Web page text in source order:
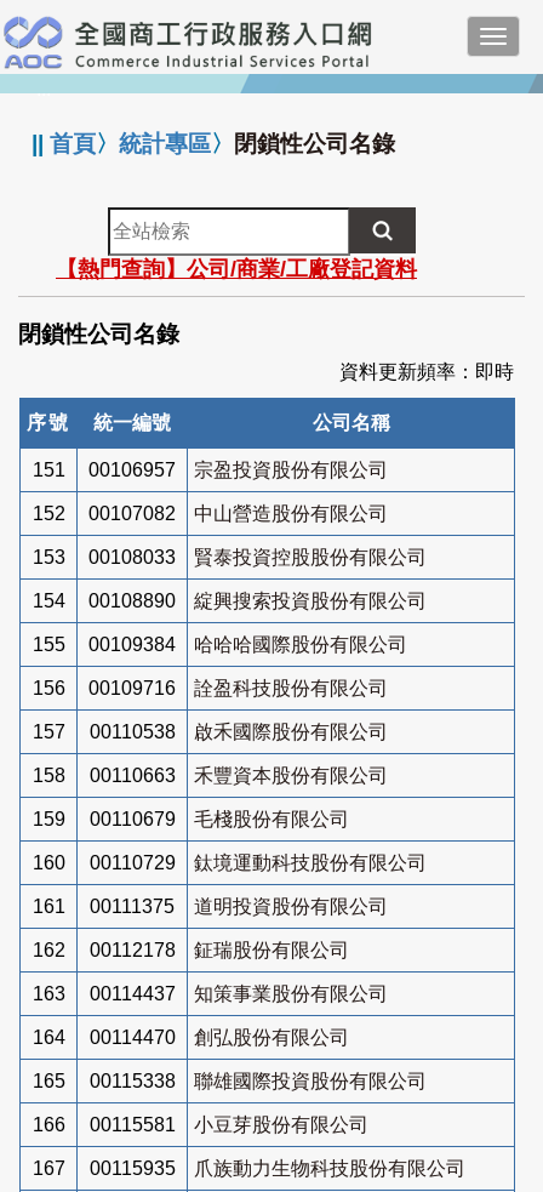
跳
到
主
要
:::
||首頁〉統計專區〉 閉鎖性公司名錄
全
站
檢
索
【熱門查詢】公司/商業/工廠登記資料
閉鎖性公司名錄
資料更新頻率：即時
序號 統一編號 公司名稱
151 00106957 宗盈投資股份有限公司
152 00107082 中山營造股份有限公司
153 00108033 賢泰投資控股股份有限公司
154 00108890 綻興搜索投資股份有限公司
155 00109384 哈哈哈國際股份有限公司
156 00109716 詮盈科技股份有限公司
157 00110538 啟禾國際股份有限公司
158 00110663 禾豐資本股份有限公司
159 00110679 毛棧股份有限公司
160 00110729 鈦境運動科技股份有限公司
161 00111375 道明投資股份有限公司
162 00112178 鉦瑞股份有限公司
163 00114437 知策事業股份有限公司
164 00114470 創弘股份有限公司
165 00115338 聯雄國際投資股份有限公司
166 00115581 小豆芽股份有限公司
167 00115935 爪族動力生物科技股份有限公司